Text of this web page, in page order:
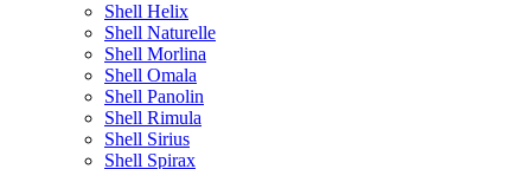
Shell Helix
Shell Naturelle
Shell Morlina
Shell Omala
Shell Panolin
Shell Rimula
Shell Sirius
Shell Spirax